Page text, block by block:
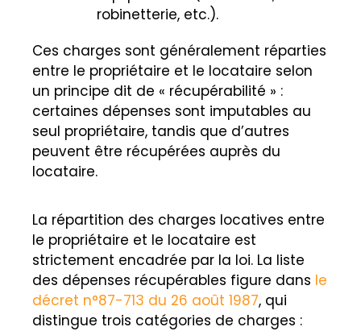
robinetterie, etc.).
Ces charges sont généralement réparties
entre le propriétaire et le locataire selon
un principe dit de « récupérabilité » :
certaines dépenses sont imputables au
seul propriétaire, tandis que d’autres
peuvent être récupérées auprès du
locataire.
La répartition des charges locatives entre
le propriétaire et le locataire est
strictement encadrée par la loi. La liste
des dépenses récupérables figure dans le
décret n°87-713 du 26 août 1987, qui
distingue trois catégories de charges :